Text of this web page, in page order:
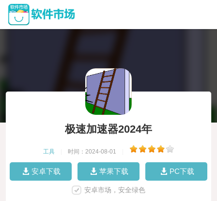
极速加速器2024年
工具 时间：2024-08-01
安卓下载 苹果下载 PC下载
安卓市场，安全绿色